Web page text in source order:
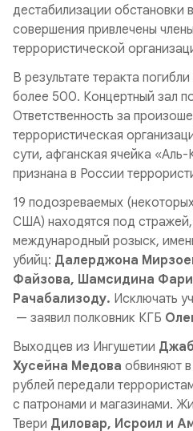
дестабилизации обстановки
совершения привлечены
террористической
В результате теракта
более 500. Концертный зал
Ответственность за
террористическая
сути, афганская ячейка
признана в России
19 подозреваемых
США) находятся под
международный розыск,
убийц: Далерджона
Файзова, Шамсидина
Рачабализоду. Исключать
— заявил полковник КГБ
Выходцев из Ингушетии
Хусейна Медова обвиняют
рублей передали
с патронами и магазинами.
Твери Диловар, Исроил и